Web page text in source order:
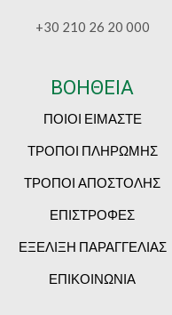
+30 210 26 20 000
ΒΟΗΘΕΙΑ
ΠΟΙΟΙ ΕΙΜΑΣΤΕ
ΤΡΟΠΟΙ ΠΛΗΡΩΜΗΣ
ΤΡΟΠΟΙ ΑΠΟΣΤΟΛΗΣ
ΕΠΙΣΤΡΟΦΕΣ
ΕΞΕΛΙΞΗ ΠΑΡΑΓΓΕΛΙΑΣ
ΕΠΙΚΟΙΝΩΝΙΑ